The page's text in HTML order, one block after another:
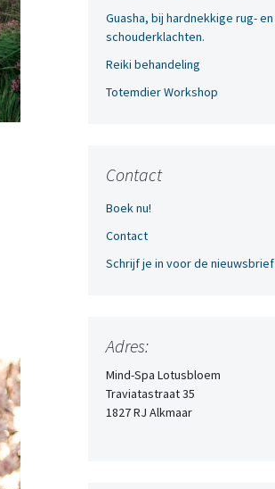
Guasha, bij hardnekkige rug- en
schouderklachten.
Reiki behandeling
Totemdier Workshop
Contact
Boek nu!
Contact
Schrijf je in voor de nieuwsbrief
Adres:
Mind-Spa Lotusbloem
Traviatastraat 35
1827 RJ Alkmaar